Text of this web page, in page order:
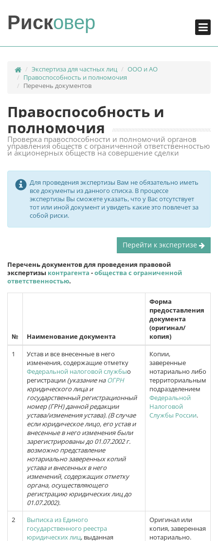
Рисковер
Экспертиза для частных лиц
ООО и АО
Правоспособность и полномочия
Перечень документов
Правоспособность и
полномочия
Проверка правоспособности и полномочий органов
управления обществ с ограниченной ответственностью
и акционерных обществ на совершение сделки
Для проведения экспертизы Вам не обязательно иметь
все документы из данного списка. В процессе
экспертизы Вы сможете указать, что у Вас отсутствует
тот или иной документ и увидеть какие это повлечет за
собой риски.
Перейти к экспертизе
Перечень документов для проведения правовой
экспертизы контрагента -общества с ограниченной
ответственностью.
№ Наименование документа
Форма
предоставления
документа
(оригинал/
копия)
1
Устав и все внесенные в него
изменения, содержащие отметку
Федеральной налоговой службыо
регистрации (указание наОГРН
юридического лица и
государственный регистрационный
номер (ГРН) данной редакции
устава/изменения устава). (В случае
если юридическое лицо, его устав и
внесенные в него изменения были
зарегистрированы до 01.07.2002 г.
возможно представление
нотариально заверенных копий
устава и внесенных в него
изменений, содержащих отметку
органа, осуществляющего
регистрацию юридических лиц до
01.07.2002).
Копии,
заверенные
нотариально либо
территориальным
подразделением
Федеральной
Налоговой
Службы России.
2
Выписка из Единого
государственного реестра
юридических лиц, выданная
Оригинал или
копия, заверенная
нотариально.
ЭКСПЕРТИЗА